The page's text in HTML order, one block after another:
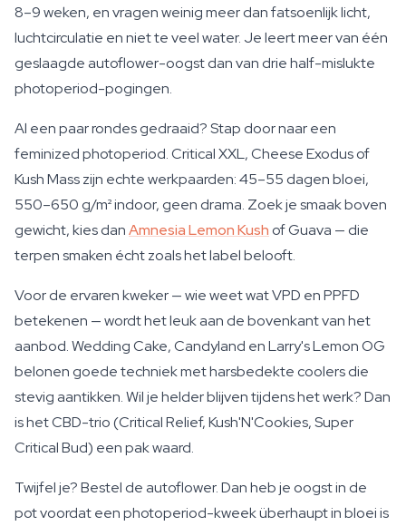
8–9 weken, en vragen weinig meer dan fatsoenlijk licht,
luchtcirculatie en niet te veel water. Je leert meer van één
geslaagde autoflower-oogst dan van drie half-mislukte
photoperiod-pogingen.
Al een paar rondes gedraaid? Stap door naar een
feminized photoperiod. Critical XXL, Cheese Exodus of
Kush Mass zijn echte werkpaarden: 45–55 dagen bloei,
550–650 g/m² indoor, geen drama. Zoek je smaak boven
gewicht, kies danAmnesia Lemon Kush of Guava — die
terpen smaken écht zoals het label belooft.
Voor de ervaren kweker — wie weet wat VPD en PPFD
betekenen — wordt het leuk aan de bovenkant van het
aanbod. Wedding Cake, Candyland en Larry's Lemon OG
belonen goede techniek met harsbedekte coolers die
stevig aantikken. Wil je helder blijven tijdens het werk? Dan
is het CBD-trio (Critical Relief, Kush'N'Cookies, Super
Critical Bud) een pak waard.
Twijfel je? Bestel de autoflower. Dan heb je oogst in de
pot voordat een photoperiod-kweek überhaupt in bloei is